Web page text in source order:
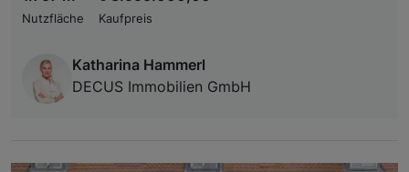
Nutzfläche
Kaufpreis
Katharina Hammerl
DECUS Immobilien GmbH